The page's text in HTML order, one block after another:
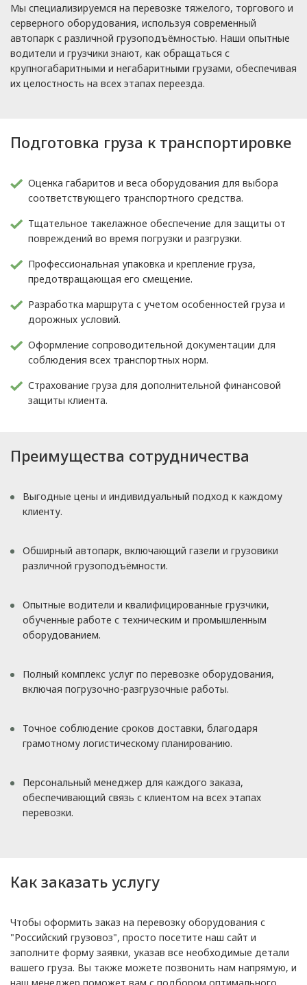
Мы специализируемся на перевозке тяжелого, торгового и
серверного оборудования, используя современный
автопарк с различной грузоподъёмностью. Наши опытные
водители и грузчики знают, как обращаться с
крупногабаритными и негабаритными грузами, обеспечивая
их целостность на всех этапах переезда.
Подготовка груза к транспортировке
Оценка габаритов и веса оборудования для выбора
соответствующего транспортного средства.
Тщательное такелажное обеспечение для защиты от
повреждений во время погрузки и разгрузки.
Профессиональная упаковка и крепление груза,
предотвращающая его смещение.
Разработка маршрута с учетом особенностей груза и
дорожных условий.
Оформление сопроводительной документации для
соблюдения всех транспортных норм.
Страхование груза для дополнительной финансовой
защиты клиента.
Преимущества сотрудничества
Выгодные цены и индивидуальный подход к каждому
клиенту.
Обширный автопарк, включающий газели и грузовики
различной грузоподъёмности.
Опытные водители и квалифицированные грузчики,
обученные работе с техническим и промышленным
оборудованием.
Полный комплекс услуг по перевозке оборудования,
включая погрузочно-разгрузочные работы.
Точное соблюдение сроков доставки, благодаря
грамотному логистическому планированию.
Персональный менеджер для каждого заказа,
обеспечивающий связь с клиентом на всех этапах
перевозки.
Как заказать услугу
Чтобы оформить заказ на перевозку оборудования с
"Российский грузовоз", просто посетите наш сайт и
заполните форму заявки, указав все необходимые детали
вашего груза. Вы также можете позвонить нам напрямую, и